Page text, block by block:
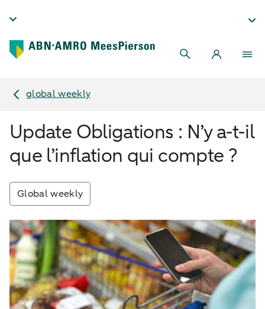
global weekly
Update Obligations : N’y a-t-il
que l’inflation qui compte ?
Global weekly